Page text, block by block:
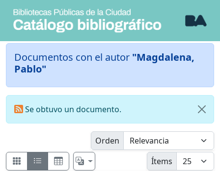
Documentos con el autor "Magdalena,
Pablo"
Se obtuvo un documento.
Orden
Ítems